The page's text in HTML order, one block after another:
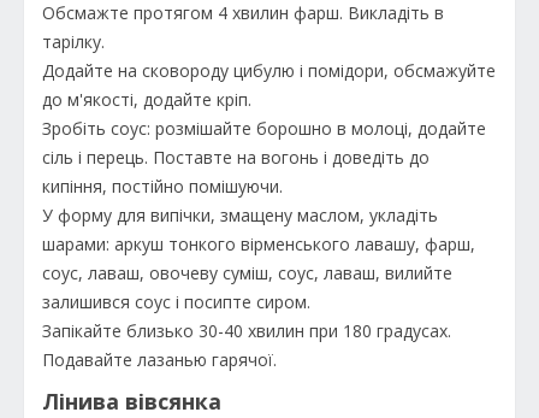
Обсмажте протягом 4 хвилин фарш. Викладіть в
тарілку.
Додайте на сковороду цибулю і помідори, обсмажуйте
до м'якості, додайте кріп.
Зробіть соус: розмішайте борошно в молоці, додайте
сіль і перець. Поставте на вогонь і доведіть до
кипіння, постійно помішуючи.
У форму для випічки, змащену маслом, укладіть
шарами: аркуш тонкого вірменського лавашу, фарш,
соус, лаваш, овочеву суміш, соус, лаваш, вилийте
залишився соус і посипте сиром.
Запікайте близько 30-40 хвилин при 180 градусах.
Подавайте лазанью гарячої.
Лінива вівсянка